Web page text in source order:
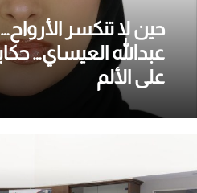
حين لا تنكسر
عبدالله العيساي…
على الألم